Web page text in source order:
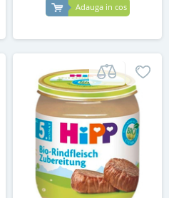
Adauga in cos